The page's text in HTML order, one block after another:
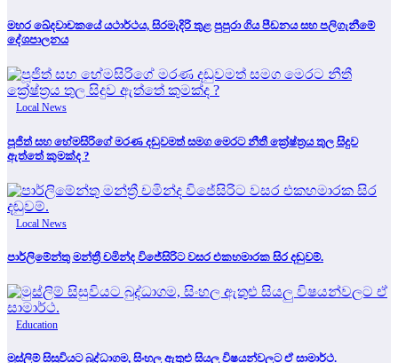
මහර ඛේදවාචකයේ යථාර්ථය, සිරමැදිරි තුළ පුපුරා ගිය පීඩනය සහ පලිගැනීමේ
දේශපාලනය
Local News
පූජිත් සහ හේමසිරිගේ මරණ දඩුවමත් සමග මෙරට නීතී ක්‍රේෂ්ත්‍රය තුල සිදුව
ඇත්තේ කුමක්ද ?
Local News
පාර්ලිමේන්තු මන්ත්‍රී චමින්ද විජේසිරිට වසර එකහමාරක සිර දඬුවම්.
Education
මුස්ලිම් සිසුවියට බුද්ධාගම, සිංහල ඇතුළු සියලු විෂයන්වලට ඒ සාමාර්ථ.